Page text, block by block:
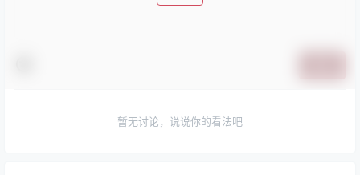
暂无讨论，说说你的看法吧